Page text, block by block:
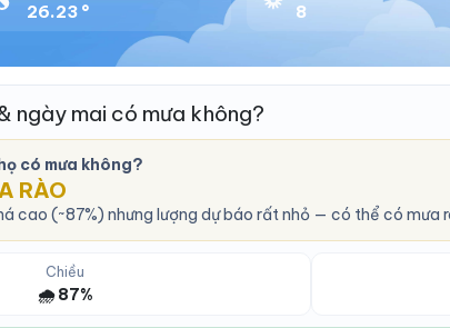
26.23 ° 8
ngày mai có mưa không?
có mưa không?
RÀO
cao (~87%) nhưng lượng dự báo rất nhỏ — có thể có mưa
Chiều
🌧️ 87%